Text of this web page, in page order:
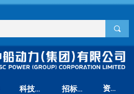
科技创新 招标信息 资料下载
끠